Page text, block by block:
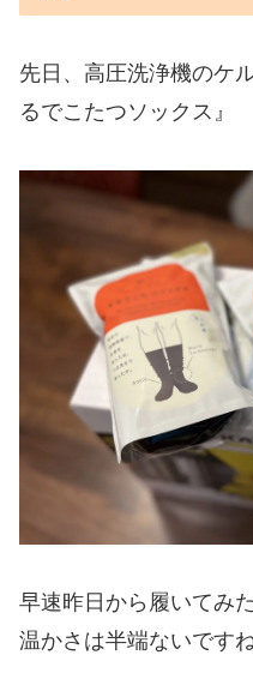
先日、高圧洗浄機のケ
るでこたつソックス』
早速昨日から履いてみ
温かさは半端ないです